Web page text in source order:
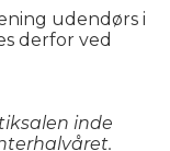
udendørs i
derfor ved
inde